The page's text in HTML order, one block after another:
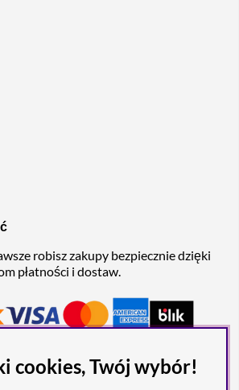
robisz zakupy bezpiecznie dzięki
płatności i dostaw.
cookies, Twój wybór!